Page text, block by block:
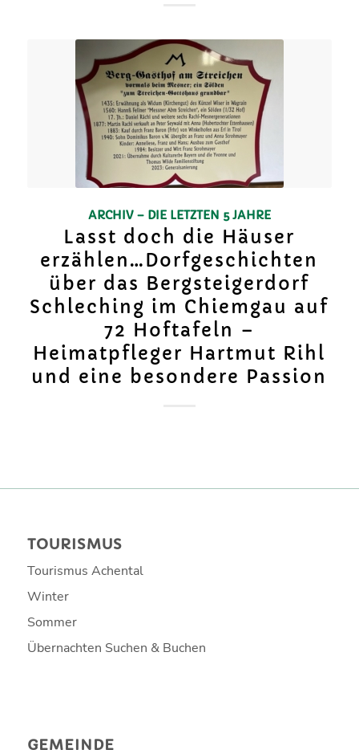
ARCHIV – DIE LETZTEN 5 JAHRE
Lasst doch die Häuser
erzählen…Dorfgeschichten
über das Bergsteigerdorf
Schleching im Chiemgau auf
72 Hoftafeln –
Heimatpfleger Hartmut Rihl
und eine besondere Passion
TOURISMUS
Tourismus Achental
Winter
Sommer
Übernachten Suchen & Buchen
GEMEINDE